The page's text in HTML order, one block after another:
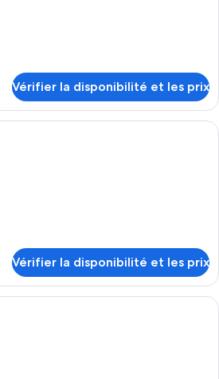
Vérifier la disponibilité et les prix
Une chambre d’hôtel comprenant
Vérifier la disponibilité et les prix